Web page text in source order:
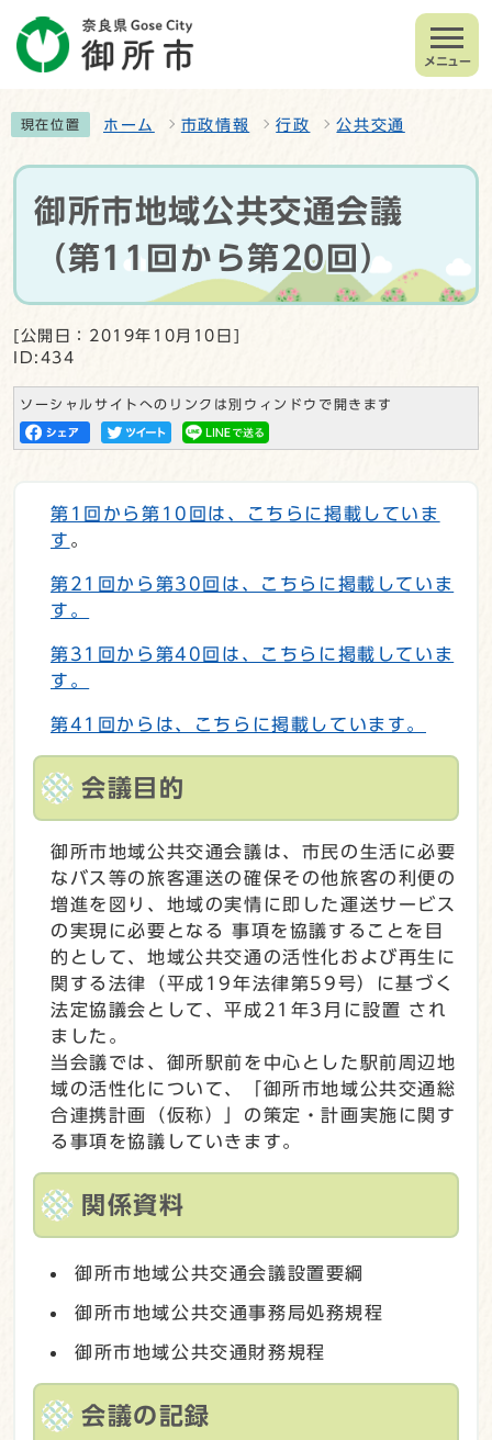
メニュー
現在位置 ホーム 市政情報 行政 公共交通
御所市地域公共交通会議
（第11回から第20回）
[公開日：2019年10月10日]
ID:434
ソーシャルサイトへのリンクは別ウィンドウで開きます
第1回から第10回は、こちらに掲載していま
す 。
第21回から第30回は、こちらに掲載していま
す。
第31回から第40回は、こちらに掲載していま
す。
第41回からは、こちらに掲載しています。
会議目的
御所市地域公共交通会議は、市民の生活に必要
なバス等の旅客運送の確保その他旅客の利便の
増進を図り、地域の実情に即した運送サービス
の実現に必要となる 事項を協議することを目
的として、地域公共交通の活性化および再生に
関する法律（平成19年法律第59号）に基づく
法定協議会として、平成21年3月に設置 され
ました。
当会議では、御所駅前を中心とした駅前周辺地
域の活性化について、「御所市地域公共交通総
合連携計画（仮称）」の策定・計画実施に関す
る事項を協議していきます。
関係資料
御所市地域公共交通会議設置要綱
御所市地域公共交通事務局処務規程
御所市地域公共交通財務規程
会議の記録